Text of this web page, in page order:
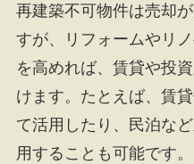
再建築不可物件は売却
すが、リフォームやリ
を高めれば、賃貸や投
けます。たとえば、賃
て活用したり、民泊な
用することも可能です。